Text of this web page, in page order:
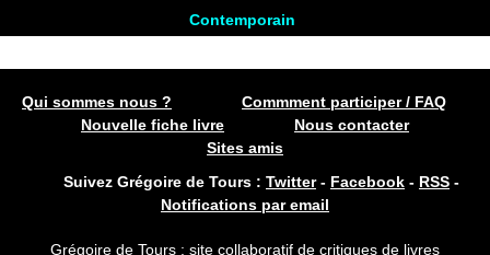
Contemporain
Qui sommes nous ?
Commment participer / FAQ
Nouvelle fiche livre
Nous contacter
Sites amis
Suivez Grégoire de Tours : Twitter- Facebook - RSS -
Notifications par email
Grégoire de Tours : site collaboratif de critiques de livres